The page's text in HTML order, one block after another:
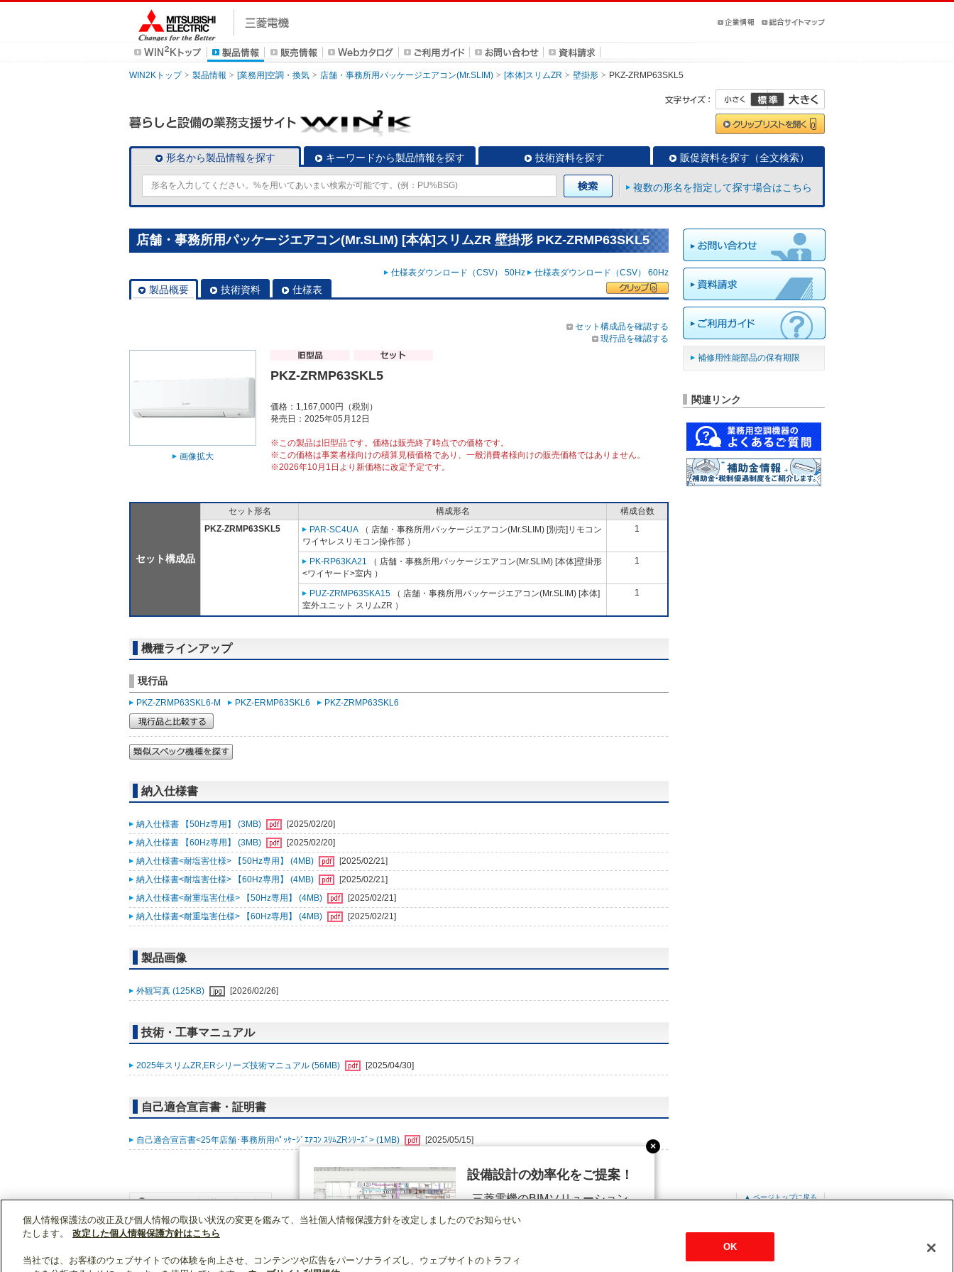
WIN2Kトップ 製品情報 [業務用]空調・換気 店舗・事務所用パッケージエアコン(Mr.SLIM) [本体]スリムZR 壁掛形 PKZ-ZRMP63SKL5
形名から製品情報を探す キーワードから製品情報を探す 技術資料を探す 販促資料を探す（全文検索）
複数の形名を指定して探す場合はこちら
店舗・事務所用パッケージエアコン(Mr.SLIM) [本体]スリムZR 壁掛形 PKZ-ZRMP63SKL5
仕様表ダウンロード（CSV） 50Hz 仕様表ダウンロード（CSV） 60Hz
製品概要 技術資料 仕様表
セット構成品を確認する
現行品を確認する
画像拡大
PKZ-ZRMP63SKL5
価格：1,167,000円（税別）
発売日：2025年05月12日
※この製品は旧型品です。価格は販売終了時点での価格です。
※この価格は事業者様向けの積算見積価格であり、一般消費者様向けの販売価格ではありません。
※2026年10月1日より新価格に改定予定です。
セット構成品
セット形名 構成形名
構成台数
PKZ-ZRMP63SKL5
PAR-SC4UA （ 店舗・事務所用パッケージエアコン(Mr.SLIM) [別売]リモコン
ワイヤレスリモコン操作部 ）
1
PK-RP63KA21 （ 店舗・事務所用パッケージエアコン(Mr.SLIM) [本体]壁掛形
<ワイヤード>室内 ）
1
PUZ-ZRMP63SKA15 （ 店舗・事務所用パッケージエアコン(Mr.SLIM) [本体]
室外ユニット スリムZR ）
1
機種ラインアップ
現行品
PKZ-ZRMP63SKL6-M PKZ-ERMP63SKL6 PKZ-ZRMP63SKL6
納入仕様書
納入仕様書 【50Hz専用】 (3MB)
[2025/02/20]
納入仕様書 【60Hz専用】 (3MB)
[2025/02/20]
納入仕様書<耐塩害仕様> 【50Hz専用】 (4MB)
[2025/02/21]
納入仕様書<耐塩害仕様> 【60Hz専用】 (4MB)
[2025/02/21]
納入仕様書<耐重塩害仕様> 【50Hz専用】 (4MB)
[2025/02/21]
納入仕様書<耐重塩害仕様> 【60Hz専用】 (4MB)
[2025/02/21]
製品画像
外観写真 (125KB) [2026/02/26]
技術・工事マニュアル
2025年スリムZR,ERシリーズ技術マニュアル (56MB) [2025/04/30]
自己適合宣言書・証明書
自己適合宣言書<25年店舗･事務所用ﾊﾟｯｹｰｼﾞｴｱｺﾝ ｽﾘﾑZRｼﾘｰｽﾞ> (1MB) [2025/05/15]
補修用性能部品の保有期限
関連リンク
▲ ページトップに戻る
WIN2Kトップ 製品情報
設備設計の効率化をご提案！
三菱電機のBIMソリューション
（空調.換気.照明）
個人情報保護法の改正及び個人情報の取扱い状況の変更を鑑みて、当社個人情報保護方針を改定しましたのでお知らせい
たします。
改定した個人情報保護方針はこちら
当社では、お客様のウェブサイトでの体験を向上させ、コンテンツや広告をパーソナライズし、ウェブサイトのトラフィ
OK